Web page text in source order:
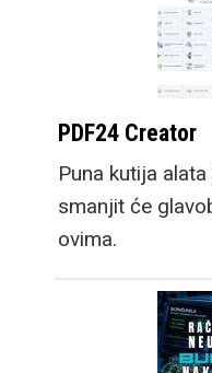
PDF24 Creator
Puna kutija
smanjit će
ovima.